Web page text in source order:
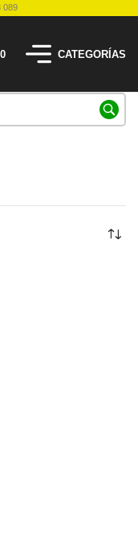
089
CATEGORÍAS